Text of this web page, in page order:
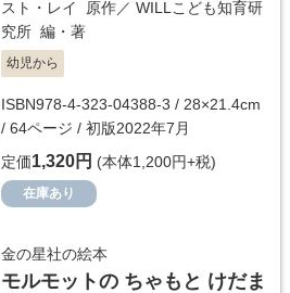
スト・レイ 原作／ WILLこども知育研
究所 編・著
幼児から
ISBN978-4-323-04388-3 / 28×21.4cm
/ 64ページ / 初版2022年7月
定価1,320円 (本体1,200円+税)
在庫あり
金の星社の絵本
モルモットの ちゃもと けだま